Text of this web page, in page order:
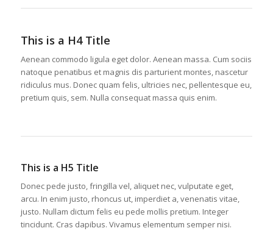
This is a H4 Title
Aenean commodo ligula eget dolor. Aenean massa. Cum sociis
natoque penatibus et magnis dis parturient montes, nascetur
ridiculus mus. Donec quam felis, ultricies nec, pellentesque eu,
pretium quis, sem. Nulla consequat massa quis enim.
This is a H5 Title
Donec pede justo, fringilla vel, aliquet nec, vulputate eget,
arcu. In enim justo, rhoncus ut, imperdiet a, venenatis vitae,
justo. Nullam dictum felis eu pede mollis pretium. Integer
tincidunt. Cras dapibus. Vivamus elementum semper nisi.